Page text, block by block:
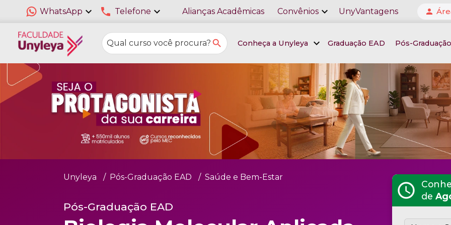
WhatsApp expand_more phone Telefone expand_more Alianças Acadêmicas Convênios expand_more UnyVantagens person
Conheça a Unyleya expand_more Graduação EAD Pós-
Unyleya Pós-Graduação EAD Saúde e Bem-Estar
Pós-Graduação EAD
schedule
de